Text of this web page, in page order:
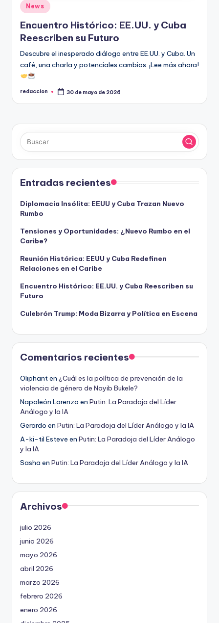
Publicado
en
News
Encuentro Histórico: EE.UU. y Cuba
Reescriben su Futuro
Descubre el inesperado diálogo entre EE.UU. y Cuba. Un
café, una charla y potenciales cambios. ¡Lee más ahora!
Publicado
redaccion 30 de mayo de 2026
Entradas recientes
Diplomacia Insólita: EEUU y Cuba Trazan Nuevo
Rumbo
Tensiones y Oportunidades: ¿Nuevo Rumbo en el
Caribe?
Reunión Histórica: EEUU y Cuba Redefinen
Relaciones en el Caribe
Encuentro Histórico: EE.UU. y Cuba Reescriben su
Futuro
Culebrón Trump: Moda Bizarra y Política en Escena
Comentarios recientes
Oliphanten ¿Cuál es la política de prevención de la
violencia de género de Nayib Bukele?
Napoleón Lorenzo en Putin: La Paradoja del Líder
Análogo y la IA
Gerardo en Putin: La Paradoja del Líder Análogo y la IA
A-ki-til Esteve en Putin: La Paradoja del Líder Análogo
y la IA
Sasha en Putin: La Paradoja del Líder Análogo y la IA
Archivos
julio 2026
junio 2026
mayo 2026
abril 2026
marzo 2026
febrero 2026
enero 2026